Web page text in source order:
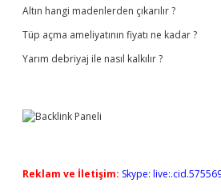
Altın hangi madenlerden çıkarılır ?
Tüp açma ameliyatının fiyatı ne kadar ?
Yarım debriyaj ile nasıl kalkılır ?
Reklam ve İletişim: Skype: